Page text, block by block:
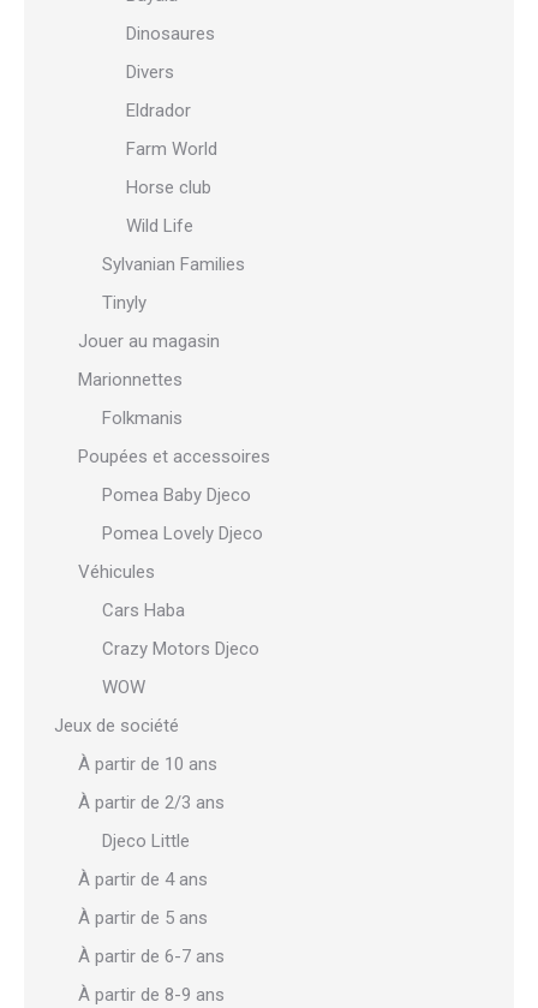
Dinosaures
Divers
Eldrador
Farm World
Horse club
Wild Life
Sylvanian Families
Tinyly
Jouer au magasin
Marionnettes
Folkmanis
Poupées et accessoires
Pomea Baby Djeco
Pomea Lovely Djeco
Véhicules
Cars Haba
Crazy Motors Djeco
WOW
Jeux de société
À partir de 10 ans
À partir de 2/3 ans
Djeco Little
À partir de 4 ans
À partir de 5 ans
À partir de 6-7 ans
À partir de 8-9 ans